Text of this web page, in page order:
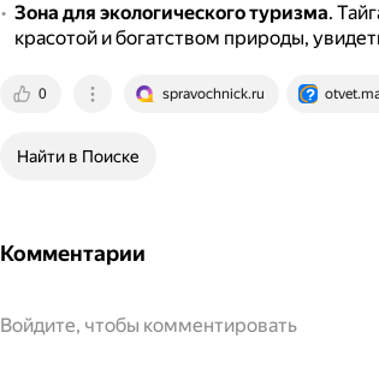
Зона для экологического туризма.
красотой и богатством природы,
0 spravochnick.ru
Найти в Поиске
Комментарии
Войдите, чтобы комментировать